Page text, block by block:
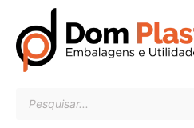
para
conteúdo
produtos